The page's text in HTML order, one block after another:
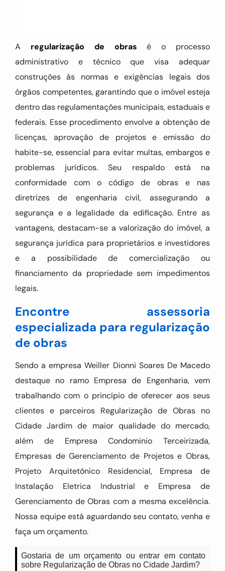
A regularização de obras é o processo
administrativo e técnico que visa adequar
construções às normas e exigências legais dos
órgãos competentes, garantindo que o imóvel esteja
dentro das regulamentações municipais, estaduais e
federais. Esse procedimento envolve a obtenção de
licenças, aprovação de projetos e emissão do
habite-se, essencial para evitar multas, embargos e
problemas jurídicos. Seu respaldo está na
conformidade com o código de obras e nas
diretrizes de engenharia civil, assegurando a
segurança e a legalidade da edificação. Entre as
vantagens, destacam-se a valorização do imóvel, a
segurança jurídica para proprietários e investidores
e a possibilidade de comercialização ou
financiamento da propriedade sem impedimentos
legais.
Encontre assessoria
especializada para regularização
de obras
Sendo a empresa Weiller Dionni Soares De Macedo
destaque no ramo Empresa de Engenharia, vem
trabalhando com o princípio de oferecer aos seus
clientes e parceiros Regularização de Obras no
Cidade Jardim de maior qualidade do mercado,
além de Empresa Condominio Terceirizada,
Empresas de Gerenciamento de Projetos e Obras,
Projeto Arquitetônico Residencial, Empresa de
Instalação Eletrica Industrial e Empresa de
Gerenciamento de Obras com a mesma excelência.
Nossa equipe está aguardando seu contato, venha e
faça um orçamento.
Gostaria de um orçamento ou entrar em contato
sobre Regularização de Obras no Cidade Jardim?